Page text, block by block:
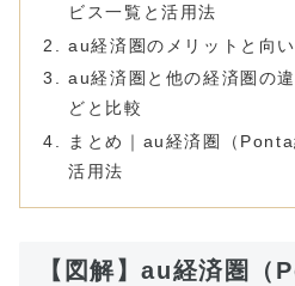
ビス一覧と活用法
au経済圏のメリットと向
au経済圏と他の経済圏の
どと比較
まとめ｜au経済圏（
活用法
【図解】au経済圏（